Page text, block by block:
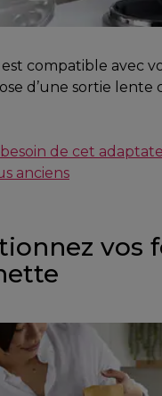
est compatible avec
d’une sortie lente
de cet
anciens
vos